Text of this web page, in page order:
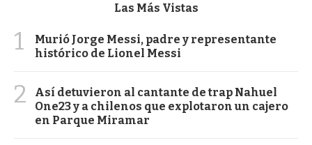
Las Más Vistas
1
Murió Jorge Messi, padre y representante
histórico de Lionel Messi
2
Así detuvieron al cantante de trap Nahuel
One23 y a chilenos que explotaron un cajero
en Parque Miramar